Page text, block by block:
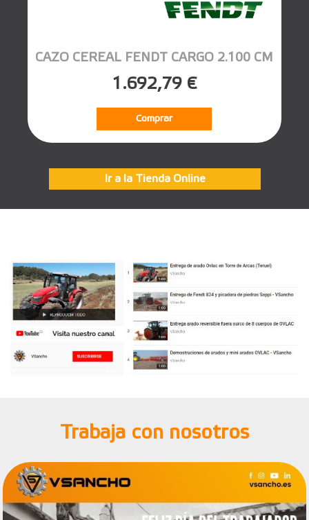
CAZO CEREAL FENDT CARGO 2.100 CM
1.692,79 €
Comprar
Ir a la Tienda Online
Trabaja con nosotros